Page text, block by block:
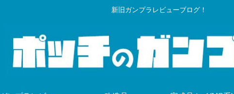
新旧ガンプラレビューブログ！